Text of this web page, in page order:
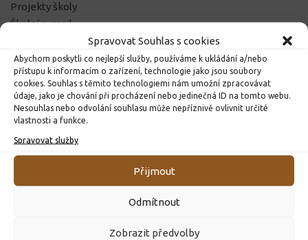
Spravovat Souhlas s cookies
Abychom poskytli co nejlepší služby, používáme k ukládání a/nebo
přístupu k informacím o zařízení, technologie jako jsou soubory
cookies. Souhlas s těmito technologiemi nám umožní zpracovávat
údaje, jako je chování při procházení nebo jedinečná ID na tomto webu.
Nesouhlas nebo odvolání souhlasu může nepříznivě ovlivnit určité
vlastnosti a funkce.
Spravovat služby
Přijmout
Odmítnout
Zobrazit předvolby
Projekty školy
Školní e-mail
Školská rada
DŮLEŽITÉ ODKAZY
Školní jídelna
Vzdělávací portál
Výukový web